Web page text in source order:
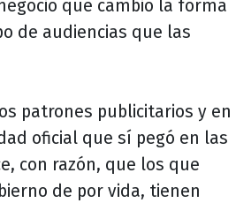
que cambió la forma
de audiencias que las
patrones publicitarios y en
oficial que sí pegó en las
con razón, que los que
de por vida, tienen